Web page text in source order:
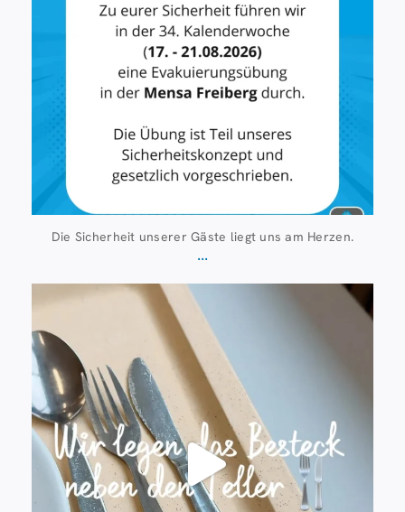
Die Sicherheit unserer Gäste liegt uns am Herzen.
...
Juli 23
224